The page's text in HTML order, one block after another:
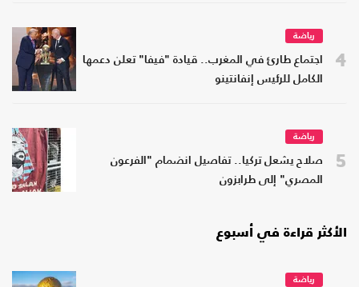
4
رياضة
اجتماع طارئ في المغرب.. قيادة "فيفا" تعلن دعمها
الكامل للرئيس إنفانتينو
5
رياضة
صلاح يشعل تركيا.. تفاصيل انضمام "الفرعون
المصري" إلى طرابزون
الأكثر قراءة في أسبوع
رياضة